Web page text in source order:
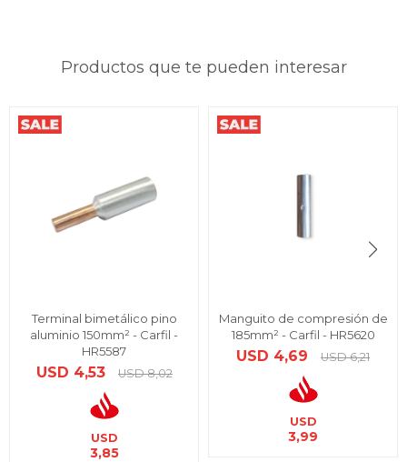
Productos que te pueden interesar
Terminal bimetálico pino
aluminio 150mm² - Carfil -
HR5587
USD 4,53 USD 8,02
USD
3,85
Manguito de compresión de
185mm² - Carfil - HR5620
USD 4,69 USD 6,21
USD
3,99